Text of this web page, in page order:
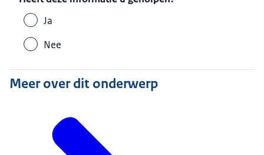
Ja
Nee
Meer over dit onderwerp